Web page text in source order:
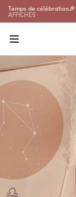
Temps de célébration🎉
AFFICHES